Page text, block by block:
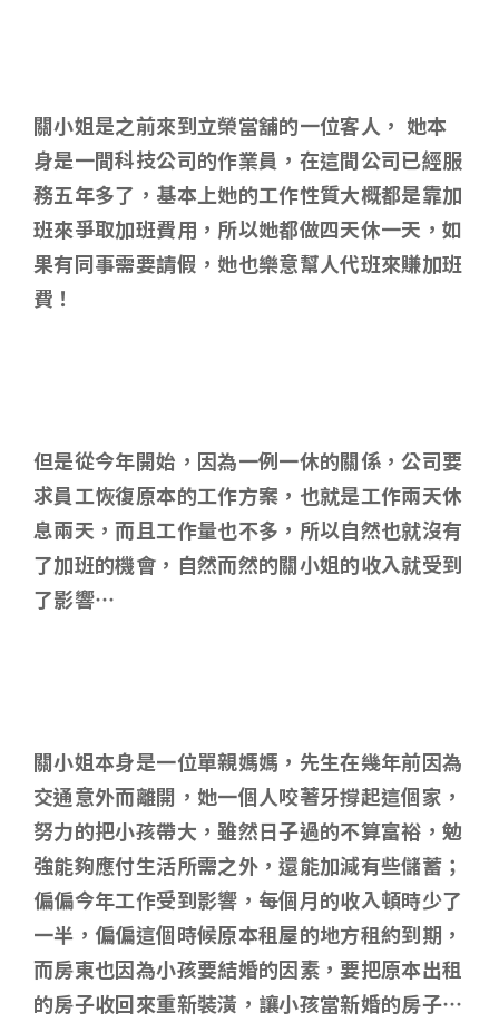
關小姐是之前來到立榮當舖的一位客人， 她本
身是一間科技公司的作業員，在這間公司已經服
務五年多了，基本上她的工作性質大概都是靠加
班來爭取加班費用，所以她都做四天休一天，如
果有同事需要請假，她也樂意幫人代班來賺加班
費！
但是從今年開始，因為一例一休的關係，公司要
求員工恢復原本的工作方案，也就是工作兩天休
息兩天，而且工作量也不多，所以自然也就沒有
了加班的機會，自然而然的關小姐的收入就受到
了影響…
關小姐本身是一位單親媽媽，先生在幾年前因為
交通意外而離開，她一個人咬著牙撐起這個家，
努力的把小孩帶大，雖然日子過的不算富裕，勉
強能夠應付生活所需之外，還能加減有些儲蓄；
偏偏今年工作受到影響，每個月的收入頓時少了
一半，偏偏這個時候原本租屋的地方租約到期，
而房東也因為小孩要結婚的因素，要把原本出租
的房子收回來重新裝潢，讓小孩當新婚的房子…